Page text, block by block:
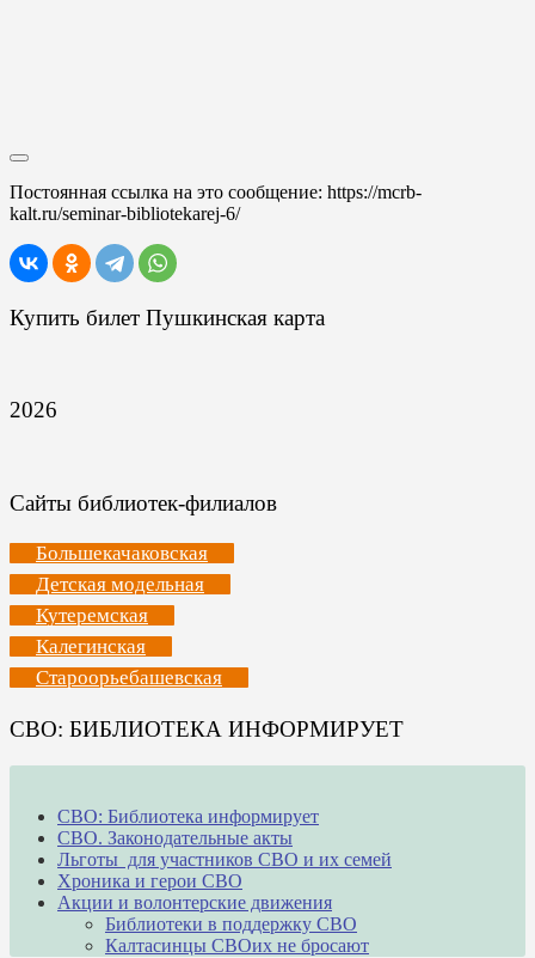
Постоянная ссылка на это сообщение: https://mcrb-
kalt.ru/seminar-bibliotekarej-6/
Купить билет Пушкинская карта
2026
Сайты библиотек-филиалов
Большекачаковская
Детская модельная
Кутеремская
Калегинская
Староорьебашевская
СВО: БИБЛИОТЕКА ИНФОРМИРУЕТ
СВО: Библиотека информирует
СВО. Законодательные акты
Льготы для участников СВО и их семей
Хроника и герои СВО
Акции и волонтерские движения
Библиотеки в поддержку СВО
Калтасинцы СВОих не бросают